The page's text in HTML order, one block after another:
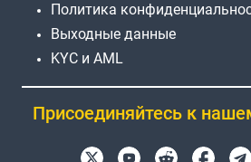
Политика
Выходные данные
KYC и AML
Присоединяйтесь к